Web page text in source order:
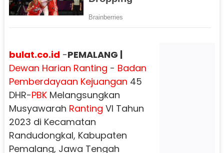
bulat.co.id -PEMALANG |
Dewan Harian Ranting - Badan
Pemberdayaan Kejuangan 45
DHR-PBKMelangsungkan
Musyawarah Ranting Vl Tahun
2023 di Kecamatan
Randudongkal, Kabupaten
Pemalang, Jawa Tengah